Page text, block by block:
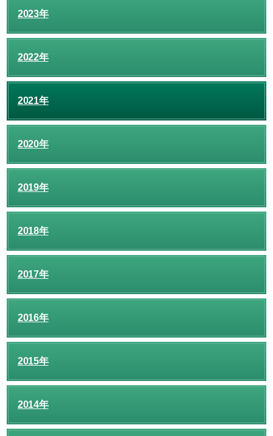
2023年
2022年
2021年
2020年
2019年
2018年
2017年
2016年
2015年
2014年